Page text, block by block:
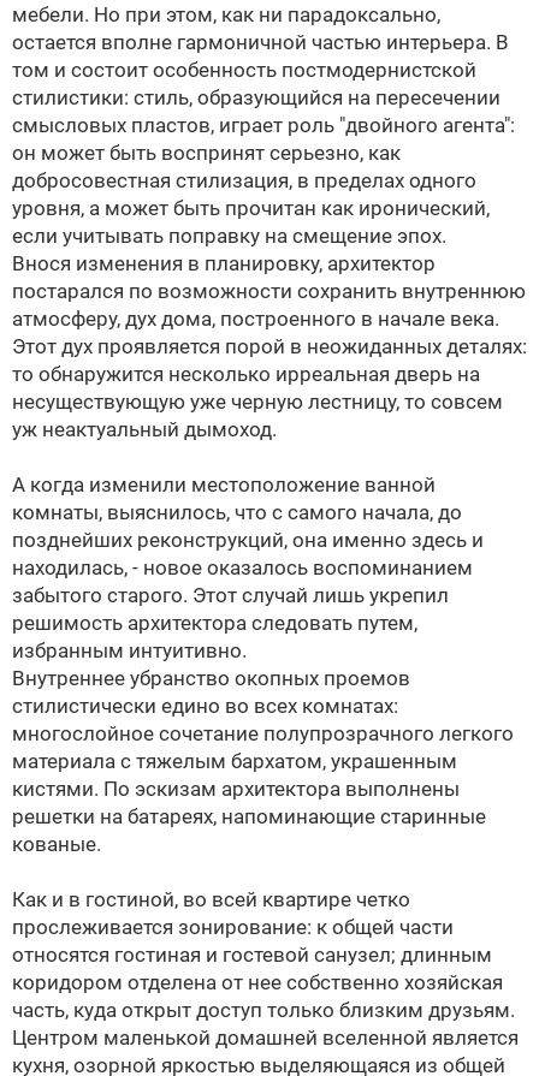
мебели. Но при этом, как ни парадоксально,
остается вполне гармоничной частью интерьера. В
том и состоит особенность постмодернистской
стилистики: стиль, образующийся на пересечении
смысловых пластов, играет роль "двойного агента":
он может быть воспринят серьезно, как
добросовестная стилизация, в пределах одного
уровня, а может быть прочитан как иронический,
если учитывать поправку на смещение эпох.
Внося изменения в планировку, архитектор
постарался по возможности сохранить внутреннюю
атмосферу, дух дома, построенного в начале века.
Этот дух проявляется порой в неожиданных деталях:
то обнаружится несколько ирреальная дверь на
несуществующую уже черную лестницу, то совсем
уж неактуальный дымоход.
А когда изменили местоположение ванной
комнаты, выяснилось, что с самого начала, до
позднейших реконструкций, она именно здесь и
находилась, - новое оказалось воспоминанием
забытого старого. Этот случай лишь укрепил
решимость архитектора следовать путем,
избранным интуитивно.
Внутреннее убранство окопных проемов
стилистически едино во всех комнатах:
многослойное сочетание полупрозрачного легкого
материала с тяжелым бархатом, украшенным
кистями. По эскизам архитектора выполнены
решетки на батареях, напоминающие старинные
кованые.
Как и в гостиной, во всей квартире четко
прослеживается зонирование: к общей части
относятся гостиная и гостевой санузел; длинным
коридором отделена от нее собственно хозяйская
часть, куда открыт доступ только близким друзьям.
Центром маленькой домашней вселенной является
кухня, озорной яркостью выделяющаяся из общей